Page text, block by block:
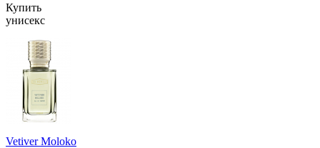
Купить
унисекс
Vetiver Moloko